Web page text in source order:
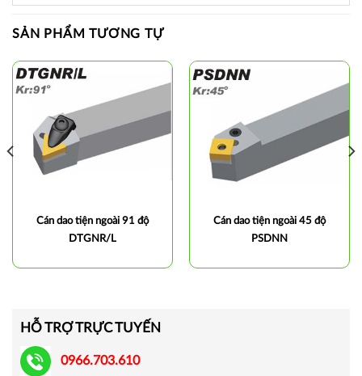
SẢN PHẨM TƯƠNG TỰ
Cán dao tiện ngoài 91 độ
DTGNR/L
Cán dao tiện ngoài 45 độ
PSDNN
HỖ TRỢ TRỰC TUYẾN
0966.703.610